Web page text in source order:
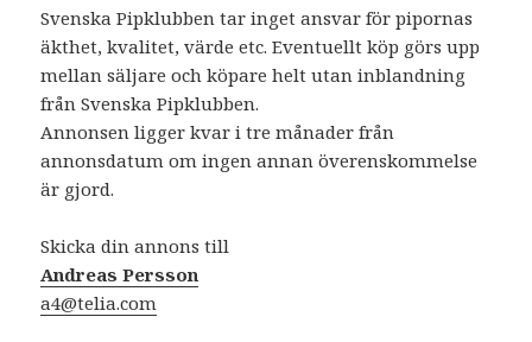
Svenska Pipklubben tar inget ansvar för pipornas
äkthet, kvalitet, värde etc. Eventuellt köp görs upp
mellan säljare och köpare helt utan inblandning
från Svenska Pipklubben.
Annonsen ligger kvar i tre månader från
annonsdatum om ingen annan överenskommelse
är gjord.
Skicka din annons till
Andreas Persson
a4@telia.com